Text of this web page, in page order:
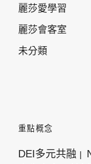
麗莎愛學習
麗莎會客室
未分類
重點概念
DEI多元共融